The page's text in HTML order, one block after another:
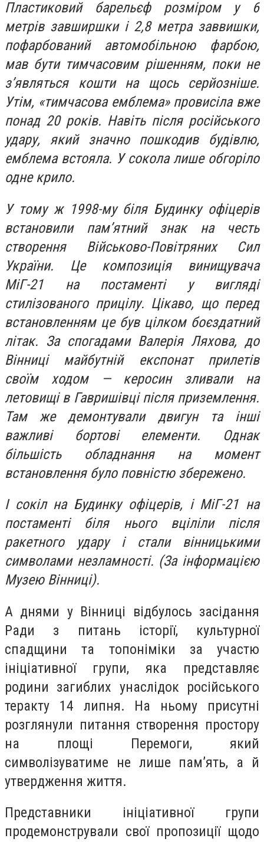
Пластиковий барельєф розміром у 6
метрів завширшки і 2,8 метра заввишки,
пофарбований автомобільною фарбою,
мав бути тимчасовим рішенням, поки не
з’являться кошти на щось серйозніше.
Утім, «тимчасова емблема» провисіла вже
понад 20 років. Навіть після російського
удару, який значно пошкодив будівлю,
емблема встояла. У сокола лише обгоріло
одне крило.
У тому ж 1998-му біля Будинку офіцерів
встановили пам’ятний знак на честь
створення Військово-Повітряних Сил
України. Це композиція винищувача
МіГ-21 на постаменті у вигляді
стилізованого прицілу. Цікаво, що перед
встановленням це був цілком боєздатний
літак. За спогадами Валерія Ляхова, до
Вінниці майбутній експонат прилетів
своїм ходом — керосин зливали на
летовищі в Гавришівці після приземлення.
Там же демонтували двигун та інші
важливі бортові елементи. Однак
більшість обладнання на момент
встановлення було повністю збережено.
І сокіл на Будинку офіцерів, і МіГ-21 на
постаменті біля нього вціліли після
ракетного удару і стали вінницькими
символами незламності. (За інформацією
Музею Вінниці).
А днями у Вінниці відбулось засідання
Ради з питань історії, культурної
спадщини та топоніміки за участю
ініціативної групи, яка представляє
родини загиблих унаслідок російського
теракту 14 липня. На ньому присутні
розглянули питання створення простору
на площі Перемоги, який
символізуватиме не лише пам’ять, а й
утвердження життя.
Представники ініціативної групи
продемонстрували свої пропозиції щодо